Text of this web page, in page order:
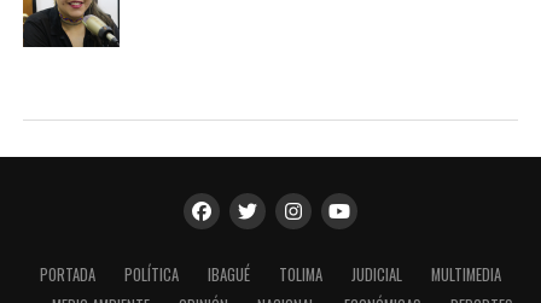
PORTADA POLÍTICA IBAGUÉ TOLIMA JUDICIAL
MULTIMEDIA